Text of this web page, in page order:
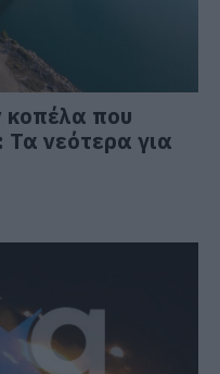
κοπέλα που
νεότερα για